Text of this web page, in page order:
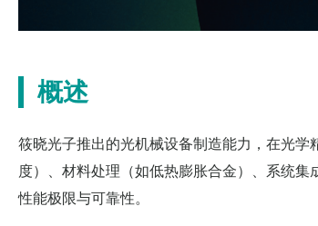
概述
筱晓光子推出的光机械设备制造能力，在光
度）、材料处理（如低热膨胀合金）、系统
性能极限与可靠性。